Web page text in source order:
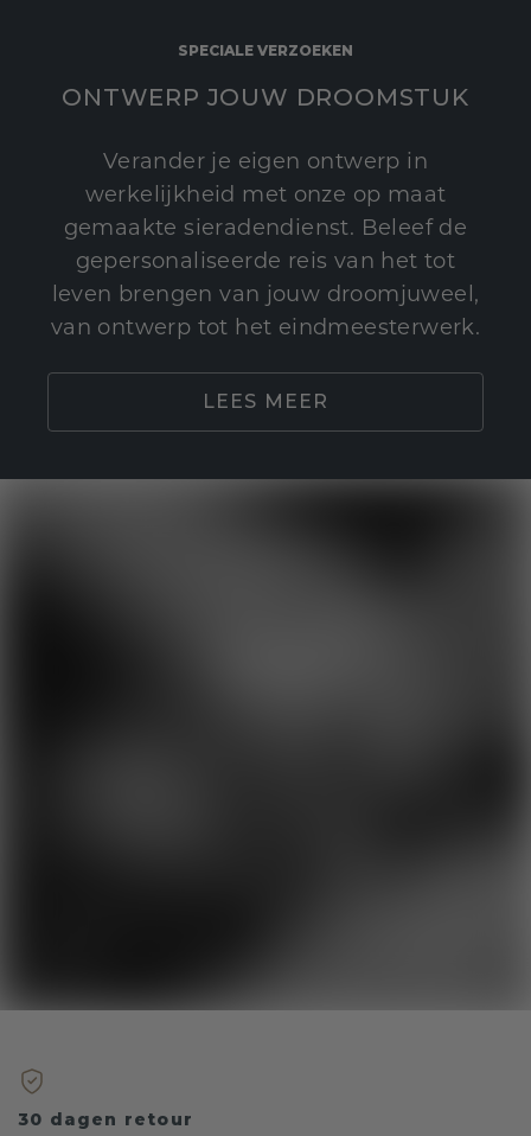
SPECIALE VERZOEKEN
ONTWERP JOUW DROOMSTUK
Verander je eigen ontwerp in
werkelijkheid met onze op maat
gemaakte sieradendienst. Beleef de
gepersonaliseerde reis van het tot
leven brengen van jouw droomjuweel,
van ontwerp tot het eindmeesterwerk.
LEES MEER
30 dagen retour